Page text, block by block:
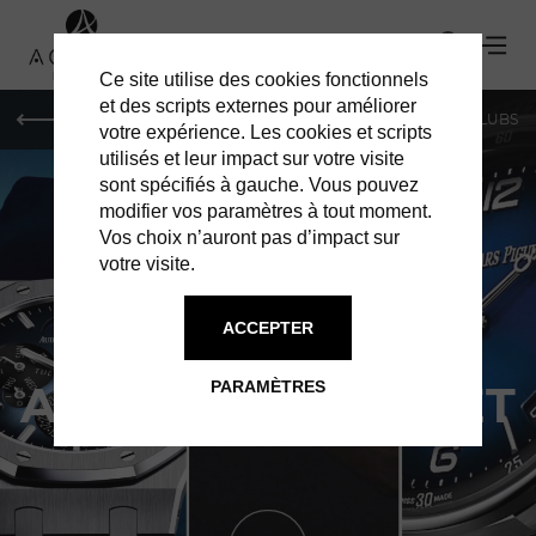
SHOPPING RESTAURANTS BARS & CLUBS
AUDEMARS PIGUET
Ce site utilise des cookies fonctionnels
et des scripts externes pour améliorer
votre expérience. Les cookies et scripts
utilisés et leur impact sur votre visite
sont spécifiés à gauche. Vous pouvez
modifier vos paramètres à tout moment.
Vos choix n’auront pas d’impact sur
votre visite.
PARAMÈTRES
ACCEPTER